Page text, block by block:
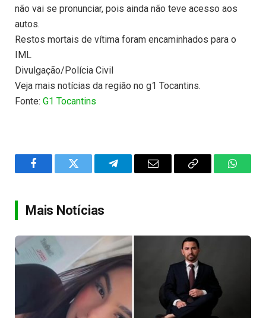
não vai se pronunciar, pois ainda não teve acesso aos
autos.
Restos mortais de vítima foram encaminhados para o
IML
Divulgação/Polícia Civil
Veja mais notícias da região no g1 Tocantins.
Fonte: G1 Tocantins
FacebookTwitter TelegramEmail
Copy
Mais Notícias